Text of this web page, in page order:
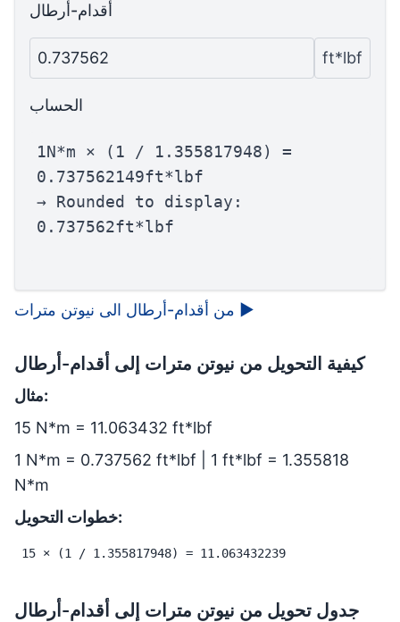
أقدام-أرطال
0.737562 ft*lbf
الحساب
1N*m × (1 / 1.355817948) =
0.737562149ft*lbf
→ Rounded to display:
0.737562ft*lbf
من أقدام-أرطال الى نيوتن مترات ▶
كيفية التحويل من نيوتن مترات إلى أقدام-أرطال
مثال:
15 N*m = 11.063432 ft*lbf
1 N*m = 0.737562 ft*lbf | 1 ft*lbf = 1.355818
N*m
خطوات التحويل:
15 × (1 / 1.355817948) = 11.063432239
جدول تحويل من نيوتن مترات إلى أقدام-أرطال